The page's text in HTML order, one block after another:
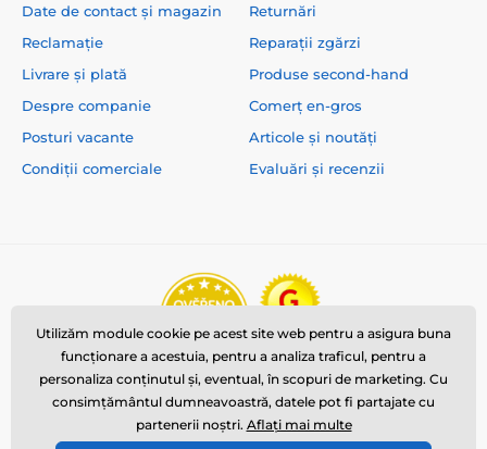
Date de contact și magazin
Reclamație
Livrare și plată
Despre companie
Posturi vacante
Condiții comerciale
Returnări
Reparații zgărzi
Produse second-hand
Comerț en-gros
Articole și noutăți
Evaluări și recenzii
Utilizăm module cookie pe acest site web pentru a asigura buna
funcționare a acestuia, pentru a analiza traficul, pentru a
personaliza conținutul și, eventual, în scopuri de marketing. Cu
consimțământul dumneavoastră, datele pot fi partajate cu
partenerii noștri. Aflați mai multe